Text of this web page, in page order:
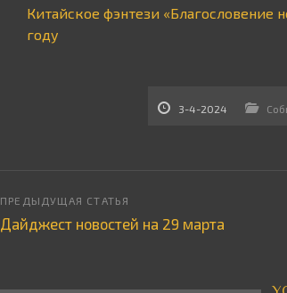
Китайское фэнтези «Благословение
году
3-4-2024
Дайджест новостей на 29 марта